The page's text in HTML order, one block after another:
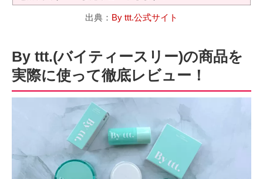
出典： By ttt.公式サイト
By ttt.(バイティースリー)の商品を
実際に使って徹底レビュー！